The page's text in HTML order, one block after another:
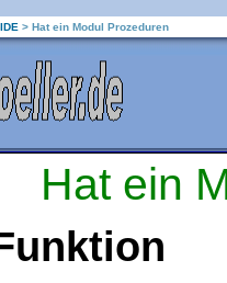
> Hat ein Modul Prozeduren
Hat ein